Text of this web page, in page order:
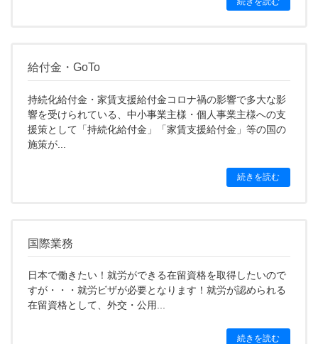
給付金・GoTo
持続化給付金・家賃支援給付金コロナ禍の影響で多大な影
響を受けられている、中小事業主様・個人事業主様への支
援策として「持続化給付金」「家賃支援給付金」等の国の
施策が...
続きを読む
国際業務
日本で働きたい！就労ができる在留資格を取得したいので
すが・・・就労ビザが必要となります！就労が認められる
在留資格として、外交・公用...
続きを読む